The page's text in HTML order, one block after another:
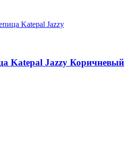
Katepal Jazzy Коричневый